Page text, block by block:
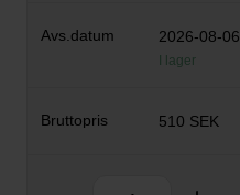
2026-08-06
I lager
510 SEK